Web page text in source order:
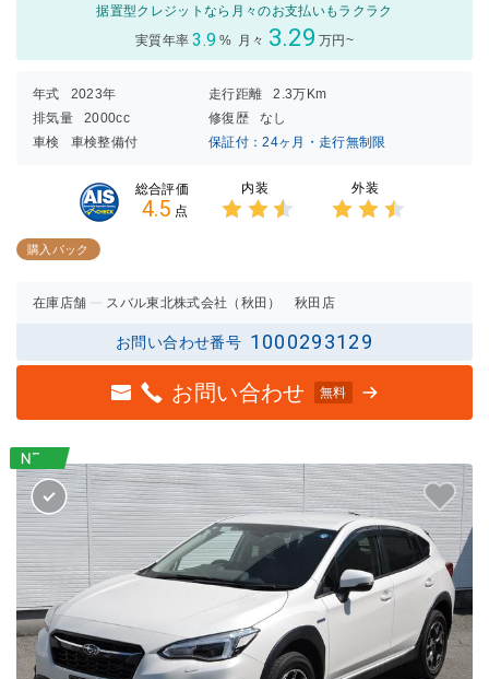
据置型クレジットなら月々のお支払いもラクラク
実質年率 3.9 % 月々 3.29 万円~
年式 2023年 走行距離
2.3万Km
排気量
2000cc 修復歴
なし
車検
車検整備付 保証付：24ヶ月・走行無制限
総合評価
4.5 点
内装 外装
購入パック
在庫店舗 スバル東北株式会社（秋田） 秋田店
お問い合わせ番号 1000293129
お問い合わせ 無料